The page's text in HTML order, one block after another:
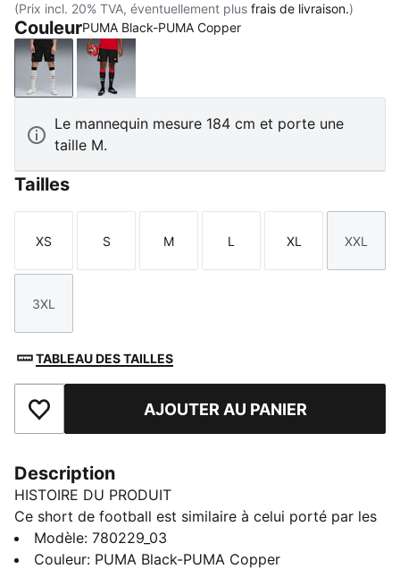
(Prix incl. 20% TVA, éventuellement plus frais de livraison.)
CouleurPUMA Black-PUMA Copper
PUMA Black-PUMA Copper
PUMA Black
Le mannequin mesure 184 cm et porte une
taille M.
Tailles
Taille
XS
Taille
S
Taille
M
Taille
L
Taille
XL
Taille
XXL
Taille
3XL
TABLEAU DES TAILLES
Ajouter aux favorisAJOUTER AU PANIER
Description
HISTOIRE DU PRODUIT
Ce short de football est similaire à celui porté par les
joueurs pendant la saison 25/26. Confectionné avec
des tissus légers et respirants, il assure un maximum
Modèle: 780229_03
Couleur: PUMA Black-PUMA Copper